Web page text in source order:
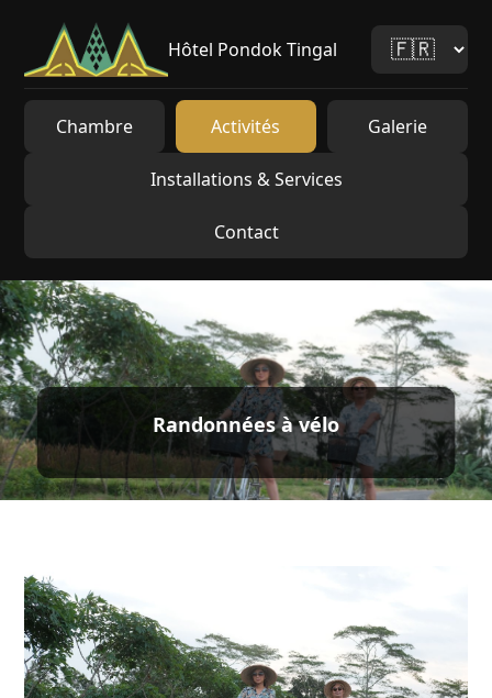
Hôtel Pondok Tingal
Chambre Activités Galerie
Installations & Services
Contact
Randonnées à vélo